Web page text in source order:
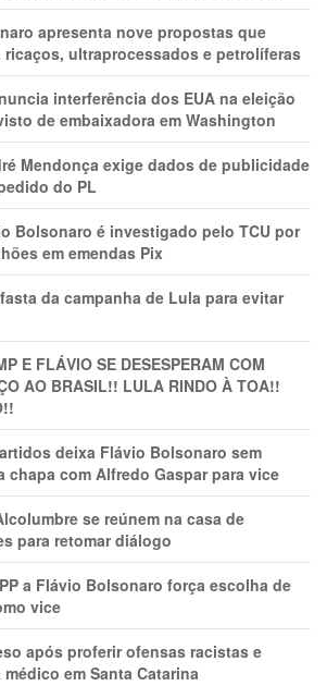
apresenta nove propostas que
ricaços, ultraprocessados e petrolíferas
interferência dos EUA na eleição
de embaixadora em Washington
Mendonça exige dados de publicidade
do PL
Bolsonaro é investigado pelo TCU por
em emendas Pix
da campanha de Lula para evitar
E FLÁVIO SE DESESPERAM COM
AO BRASIL!! LULA RINDO À TOA!!
deixa Flávio Bolsonaro sem
chapa com Alfredo Gaspar para vice
se reúnem na casa de
para retomar diálogo
a Flávio Bolsonaro força escolha de
vice
após proferir ofensas racistas e
em Santa Catarina